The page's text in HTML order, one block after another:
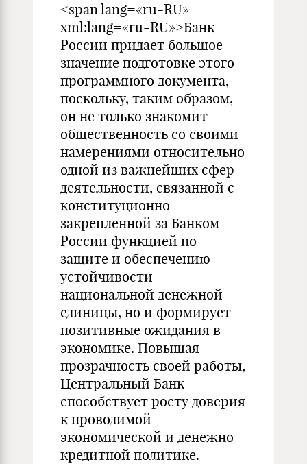
<span lang=«ru-RU»
xml:lang=«ru-RU»>Банк
России придает большое
значение подготовке этого
программного документа,
поскольку, таким образом,
он не только знакомит
общественность со своими
намерениями относительно
одной из важнейших сфер
деятельности, связанной с
конституционно
закрепленной за Банком
России функцией по
защите и обеспечению
устойчивости
национальной денежной
единицы, но и формирует
позитивные ожидания в
экономике. Повышая
прозрачность своей работы,
Центральный Банк
способствует росту доверия
к проводимой
экономической и денежно
кредитной политике.